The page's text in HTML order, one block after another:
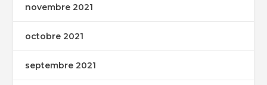
novembre 2021
octobre 2021
septembre 2021